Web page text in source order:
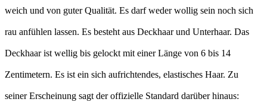
weich und von guter Qualität. Es darf weder wollig sein noch sich
rau anfühlen lassen. Es besteht aus Deckhaar und Unterhaar. Das
Deckhaar ist wellig bis gelockt mit einer Länge von 6 bis 14
Zentimetern. Es ist ein sich aufrichtendes, elastisches Haar. Zu
seiner Erscheinung sagt der offizielle Standard darüber hinaus: